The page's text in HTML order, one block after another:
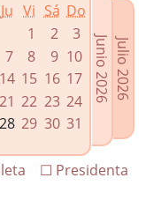
Ju Vi Sá Do
1
2
3
7 8 9 10
14 15 16 17
21 22 23 24
28 29 30 31
Julio 2026
Junio 2026
☐ Presidenta